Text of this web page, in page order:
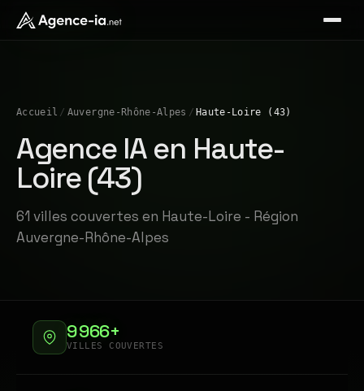
Accueil / Auvergne-Rhône-Alpes / Haute-Loire (43)
Agence IA en Haute-
Loire (43)
61 villes couvertes en Haute-Loire - Région
Auvergne-Rhône-Alpes
9 966+
VILLES COUVERTES